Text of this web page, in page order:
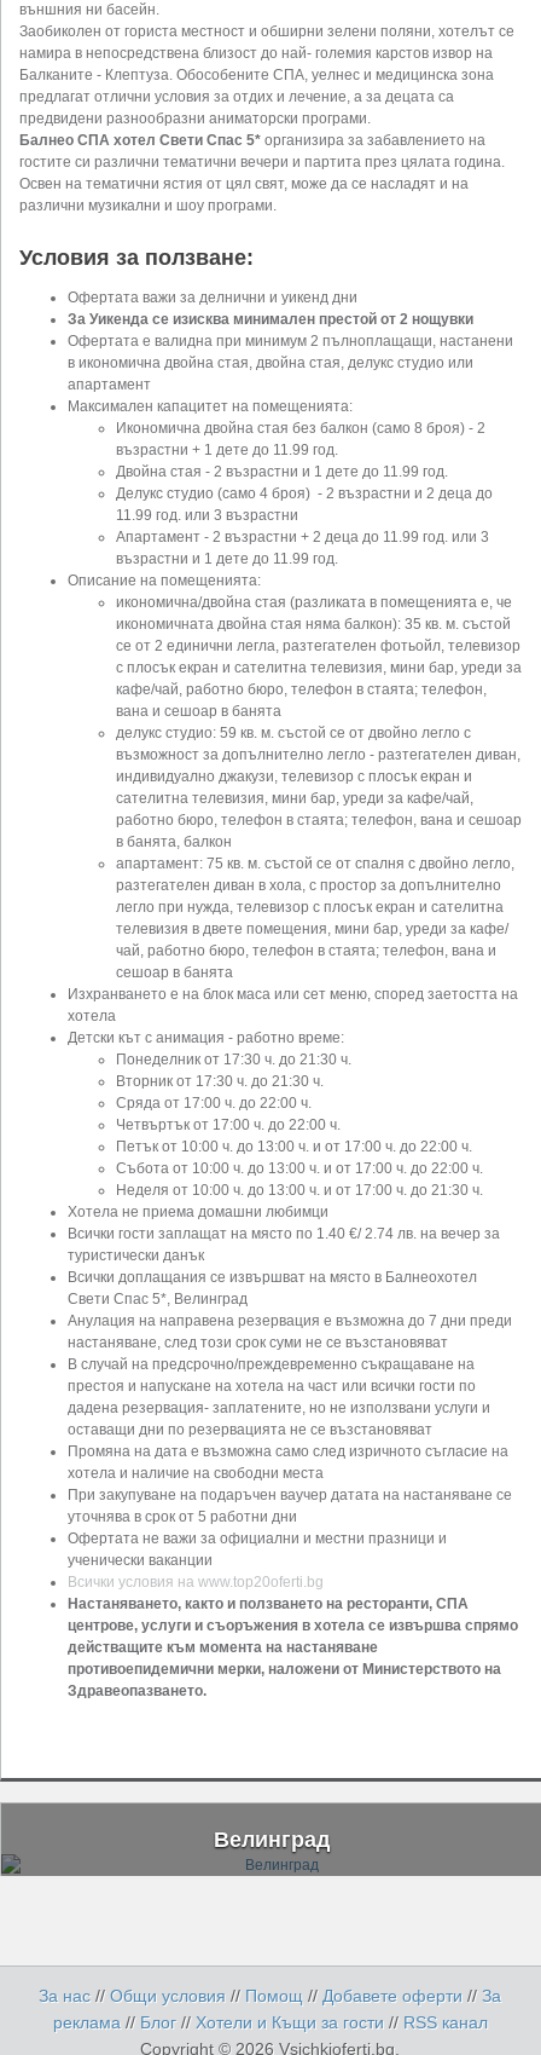
външния ни басейн.
Заобиколен от гориста местност и обширни зелени поляни, хотелът се
намира в непосредствена близост до най- големия карстов извор на
Балканите - Клептуза. Обособените СПА, уелнес и медицинска зона
предлагат отлични условия за отдих и лечение, а за децата са
предвидени разнообразни аниматорски програми.
Балнео СПА хотел Свети Спас 5* организира за забавлението на
гостите си различни тематични вечери и партита през цялата година.
Освен на тематични ястия от цял свят, може да се насладят и на
различни музикални и шоу програми.
Условия за ползване:
Офертата важи за делнични и уикенд дни
За Уикенда се изисква минимален престой от 2 нощувки
Офертата е валидна при минимум 2 пълноплащащи, настанени
в икономична двойна стая, двойна стая, делукс студио или
апартамент
Максимален капацитет на помещенията:
Икономична двойна стая без балкон (само 8 броя) - 2
възрастни + 1 дете до 11.99 год.
Двойна стая - 2 възрастни и 1 дете до 11.99 год.
Делукс студио (само 4 броя) - 2 възрастни и 2 деца до
11.99 год. или 3 възрастни
Апартамент - 2 възрастни + 2 деца до 11.99 год. или 3
възрастни и 1 дете до 11.99 год.
Описание на помещенията:
икономична/двойна стая (разликата в помещенията е, че
икономичната двойна стая няма балкон): 35 кв. м. състой
се от 2 единични легла, разтегателен фотьойл, телевизор
с плосък екран и сателитна телевизия, мини бар, уреди за
кафе/чай, работно бюро, телефон в стаята; телефон,
вана и сешоар в банята
делукс студио: 59 кв. м. състой се от двойно легло с
възможност за допълнително легло - разтегателен диван,
индивидуално джакузи, телевизор с плосък екран и
сателитна телевизия, мини бар, уреди за кафе/чай,
работно бюро, телефон в стаята; телефон, вана и сешоар
в банята, балкон
апартамент: 75 кв. м. състой се от спалня с двойно легло,
разтегателен диван в хола, с простор за допълнително
легло при нужда, телевизор с плосък екран и сателитна
телевизия в двете помещения, мини бар, уреди за кафе/
чай, работно бюро, телефон в стаята; телефон, вана и
сешоар в банята
Изхранването е на блок маса или сет меню, според заетостта на
хотела
Детски кът с анимация - работно време:
Понеделник от 17:30 ч. до 21:30 ч.
Вторник от 17:30 ч. до 21:30 ч.
Сряда от 17:00 ч. до 22:00 ч.
Четвъртък от 17:00 ч. до 22:00 ч.
Петък от 10:00 ч. до 13:00 ч. и от 17:00 ч. до 22:00 ч.
Събота от 10:00 ч. до 13:00 ч. и от 17:00 ч. до 22:00 ч.
Неделя от 10:00 ч. до 13:00 ч. и от 17:00 ч. до 21:30 ч.
Хотела не приема домашни любимци
Всички гости заплащат на място по 1.40 €/ 2.74 лв. на вечер за
туристически данък
Всички доплащания се извършват на място в Балнеохотел
Свети Спас 5*, Велинград
Анулация на направена резервация е възможна до 7 дни преди
настаняване, след този срок суми не се възстановяват
В случай на предсрочно/преждевременно съкращаване на
престоя и напускане на хотела на част или всички гости по
дадена резервация- заплатените, но не използвани услуги и
оставащи дни по резервацията не се възстановяват
Промяна на дата е възможна само след изричното съгласие на
хотела и наличие на свободни места
При закупуване на подаръчен ваучер датата на настаняване се
уточнява в срок от 5 работни дни
Офертата не важи за официални и местни празници и
ученически ваканции
Всички условия на www.top20oferti.bg
Настаняването, както и ползването на ресторанти, СПА
центрове, услуги и съоръжения в хотела се извършва спрямо
действащите към момента на настаняване
противоепидемични мерки, наложени от Министерството на
Здравеопазването.
Велинград
За нас //Общи условия // Помощ //Добавете оферти//За
реклама // Блог //Хотели и Къщи за гости // RSS канал
Copyright © 2026 Vsichkioferti.bg.